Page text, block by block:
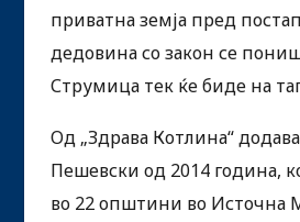
приватна земја пред
дедовина со закон се
Струмица тек ќе биде на
Од „Здрава Котлина“
Пешевски од 2014 година,
во 22 општини во Источна